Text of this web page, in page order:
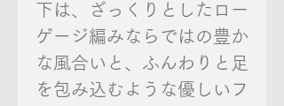
下は、ざっくりとしたロー
ゲージ編みならではの豊か
な風合いと、ふんわりと足
を包み込むような優しいフ